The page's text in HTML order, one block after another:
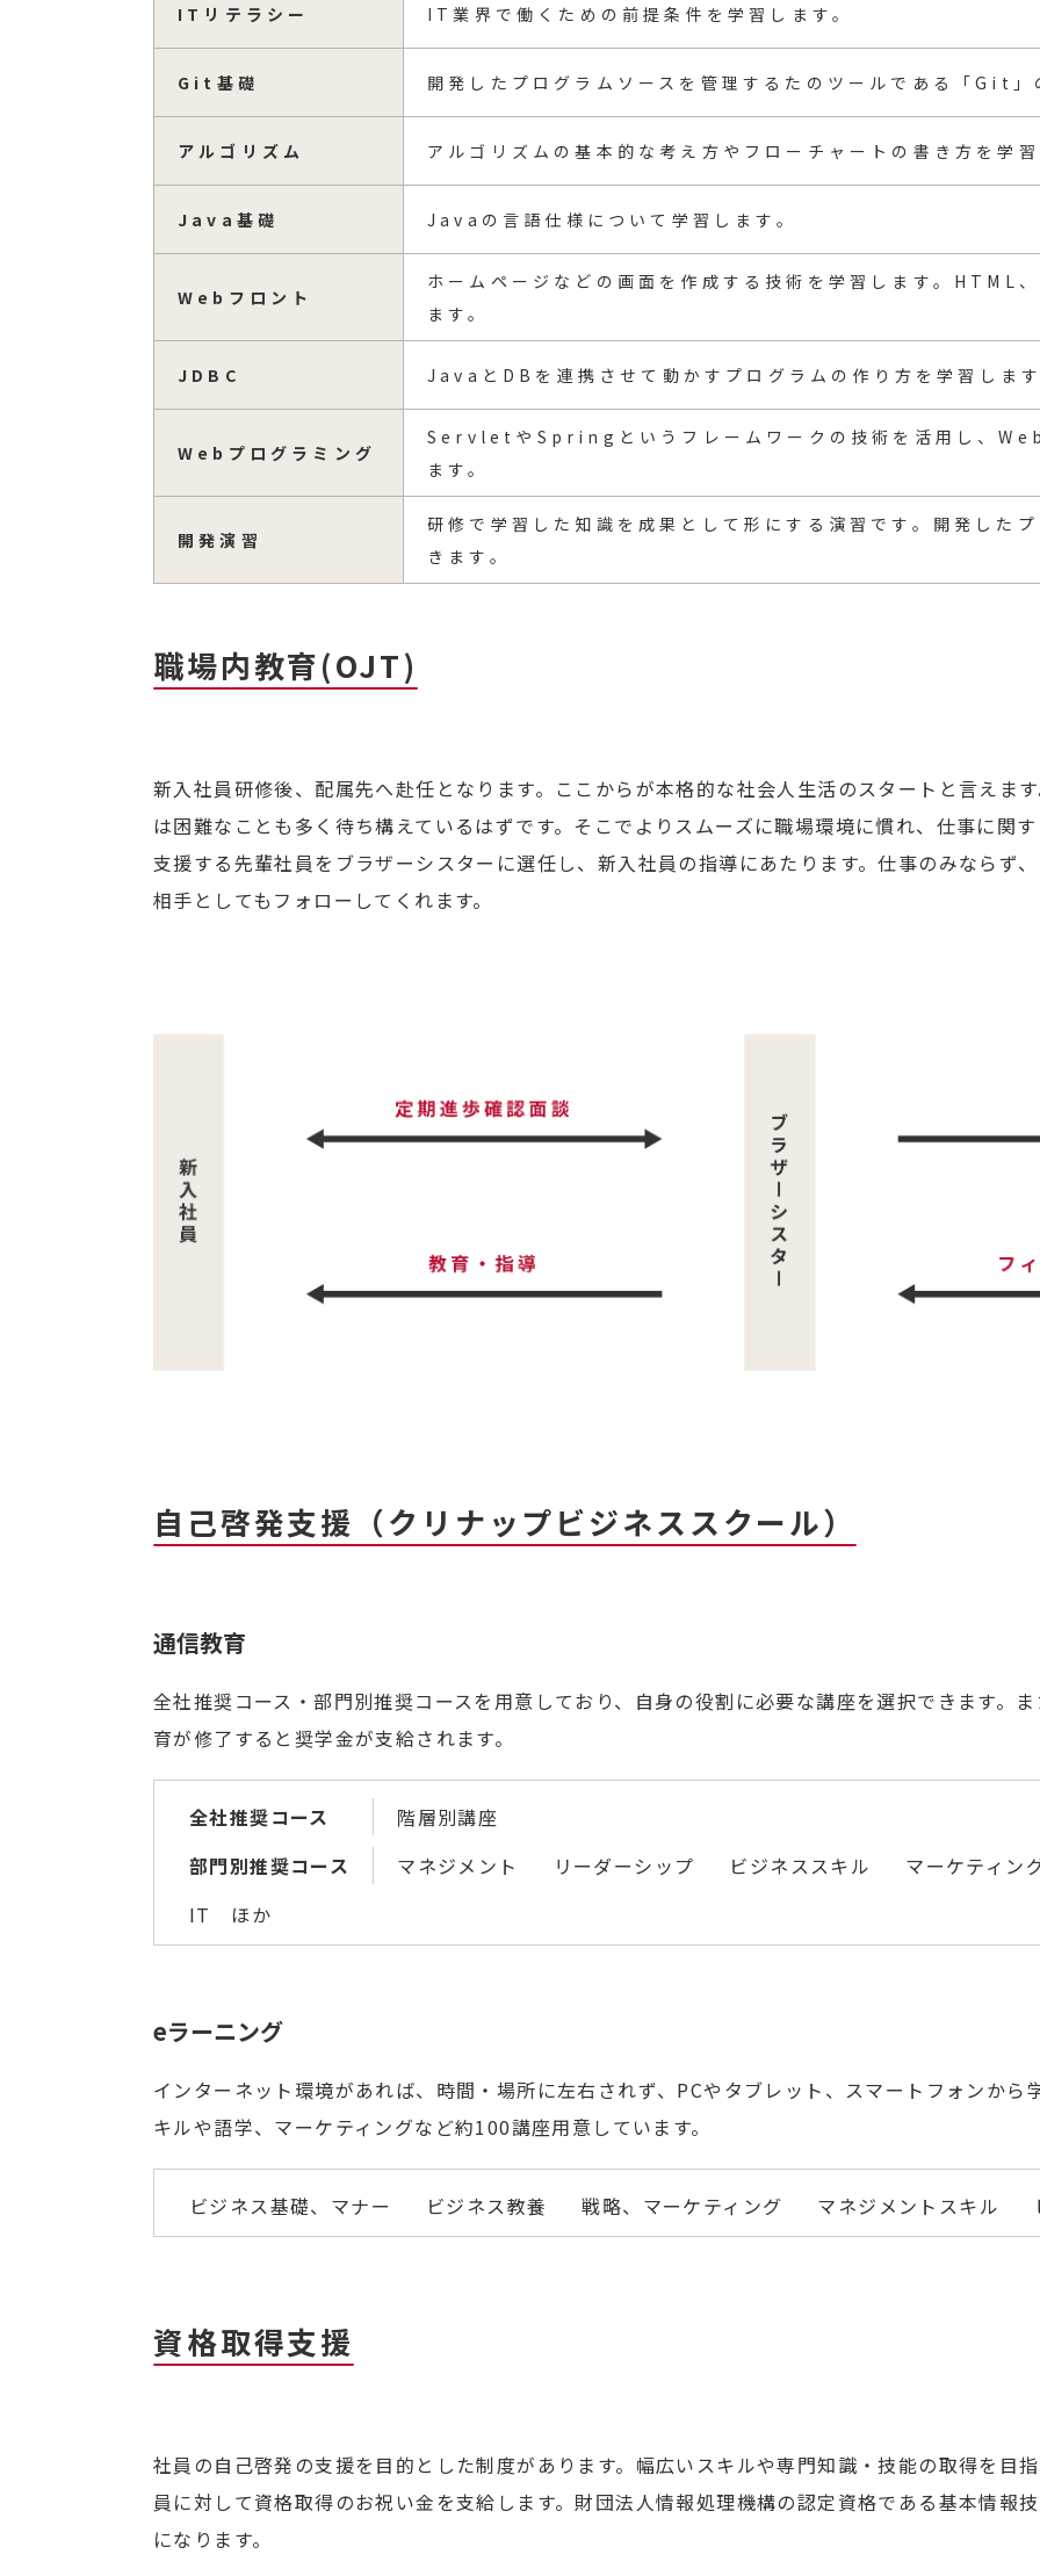
ITリテラシー IT業界で働くための前提条件を学習します。
Git基礎 開発したプログラムソースを管理するたのツールである「Git
アルゴリズム アルゴリズムの基本的な考え方やフローチャートの書き方を学
Java基礎 Javaの言語仕様について学習します。
Webフロント
ホームページなどの画面を作成する技術を学習します。
ます。
JDBC JavaとDBを連携させて動かすプログラムの作り方を学習しま
Webプログラミング
ServletやSpringというフレームワークの技術を活用し、
ます。
開発演習
研修で学習した知識を成果として形にする演習です。開発した
きます。
職場内教育(OJT)
新入社員研修後、配属先へ赴任となります。ここからが本格的な社会人生活のスタートと言えま
は困難なことも多く待ち構えているはずです。そこでよりスムーズに職場環境に慣れ、仕事に関
支援する先輩社員をブラザーシスターに選任し、新入社員の指導にあたります。仕事のみならず
相手としてもフォローしてくれます。
自己啓発支援（クリナップビジネススクール）
通信教育
全社推奨コース・部門別推奨コースを用意しており、自身の役割に必要な講座を選択できます。
育が修了すると奨学金が支給されます。
全社推奨コース
階層別講座
部門別推奨コース
マネジメント リーダーシップ ビジネススキル
マーケティン
IT ほか
eラーニング
インターネット環境があれば、時間・場所に左右されず、PCやタブレット、スマートフォンから
キルや語学、マーケティングなど約100講座用意しています。
ビジネス基礎、マナー ビジネス教養 戦略、マーケティング マネジメントスキル
資格取得支援
社員の自己啓発の支援を目的とした制度があります。幅広いスキルや専門知識・技能の取得を目
員に対して資格取得のお祝い金を支給します。財団法人情報処理機構の認定資格である基本情報
になります。